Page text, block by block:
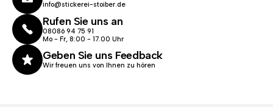
info@stickerei-stoiber.de
Rufen Sie uns an
08086 94 75 91
Mo - Fr, 8:00 - 17.00 Uhr
Geben Sie uns Feedback
Wir freuen uns von Ihnen zu hören